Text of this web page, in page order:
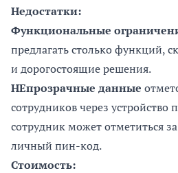
Недостатки:
Функциональные
предлагать столько функций,
и дорогостоящие решения.
НЕпрозрачные данные
сотрудников через
сотрудник может отметиться за
личный пин-код.
Стоимость: